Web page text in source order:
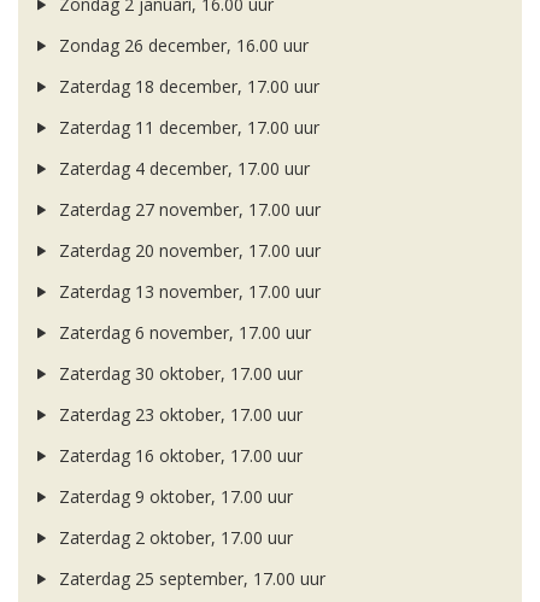
Zondag 2 januari, 16.00 uur
Zondag 26 december, 16.00 uur
Zaterdag 18 december, 17.00 uur
Zaterdag 11 december, 17.00 uur
Zaterdag 4 december, 17.00 uur
Zaterdag 27 november, 17.00 uur
Zaterdag 20 november, 17.00 uur
Zaterdag 13 november, 17.00 uur
Zaterdag 6 november, 17.00 uur
Zaterdag 30 oktober, 17.00 uur
Zaterdag 23 oktober, 17.00 uur
Zaterdag 16 oktober, 17.00 uur
Zaterdag 9 oktober, 17.00 uur
Zaterdag 2 oktober, 17.00 uur
Zaterdag 25 september, 17.00 uur